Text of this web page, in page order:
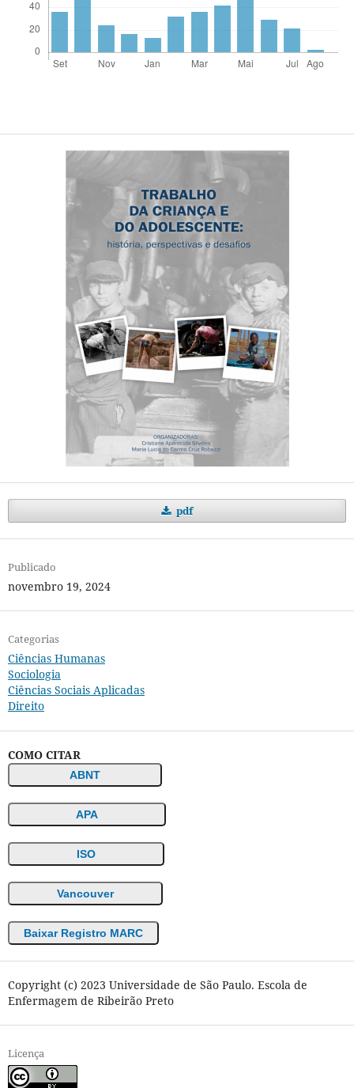
pdf
Publicado
novembro 19, 2024
Categorias
Ciências Humanas
Sociologia
Ciências Sociais Aplicadas
Direito
COMO CITAR
ABNT
APA
ISO
Vancouver
Baixar Registro MARC
Copyright (c) 2023 Universidade de São Paulo. Escola de
Enfermagem de Ribeirão Preto
Licença